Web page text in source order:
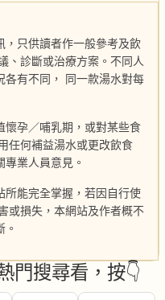
，只供讀者作一般參考及飲
、診斷或治療方案。不同人
各有不同， 同一款湯水對每
懷孕／哺乳期，或對某些食
任何補益湯水或更改飲食
業人員意見。
所能完全掌握，若因自行使
或損失，本網站及作者概不
門搜尋看，按👇